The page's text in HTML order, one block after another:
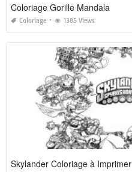
Coloriage Gorille Mandala
Coloriage 1385 Views
Skylander Coloriage à Imprimer